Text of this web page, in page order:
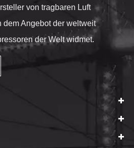
von tragbaren Luft
dem Angebot der weltweit
der Welt widmet.